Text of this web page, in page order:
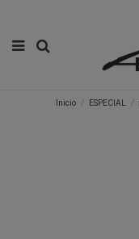
Inicio ESPECIAL